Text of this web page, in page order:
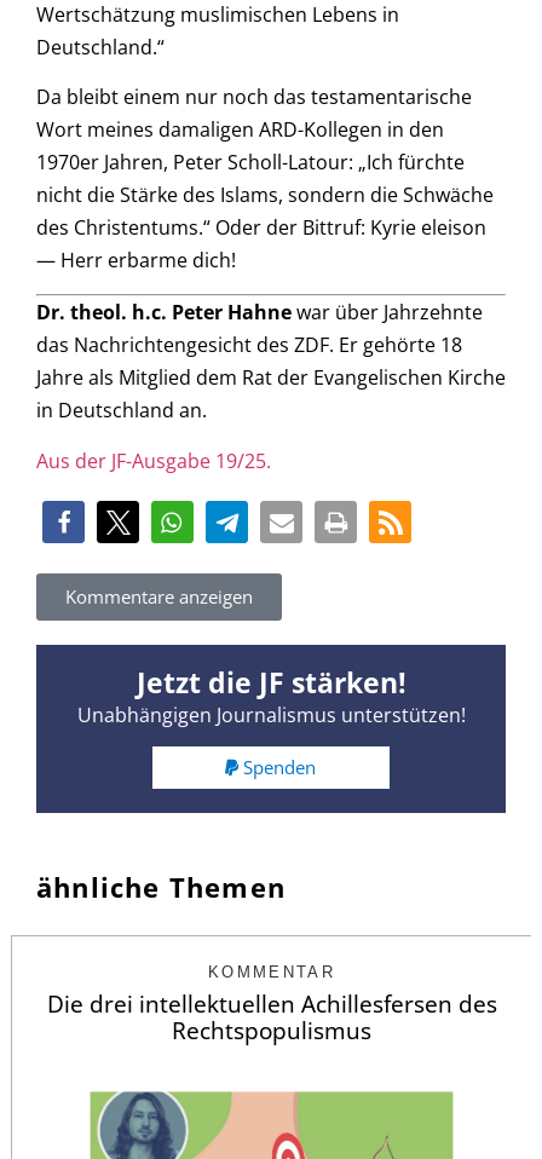
Wertschätzung muslimischen Lebens in
Deutschland.“
Da bleibt einem nur noch das testamentarische
Wort meines damaligen ARD-Kollegen in den
1970er Jahren, Peter Scholl-Latour: „Ich fürchte
nicht die Stärke des Islams, sondern die Schwäche
des Christentums.“ Oder der Bittruf: Kyrie eleison
— Herr erbarme dich!
Dr. theol. h.c. Peter Hahnewar über Jahrzehnte
das Nachrichtengesicht des ZDF. Er gehörte 18
Jahre als Mitglied dem Rat der Evangelischen Kirche
in Deutschland an.
Aus der JF-Ausgabe 19/25.
Kommentare anzeigen
Jetzt die JF stärken!
Unabhängigen Journalismus unterstützen!
Spenden
ähnliche Themen
KOMMENTAR
Die drei intellektuellen Achillesfersen des
Rechtspopulismus